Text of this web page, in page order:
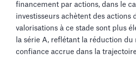
financement par actions, dans le
investisseurs achètent des actions
valorisations à ce stade sont plus
la série A, reflétant la réduction du
confiance accrue dans la